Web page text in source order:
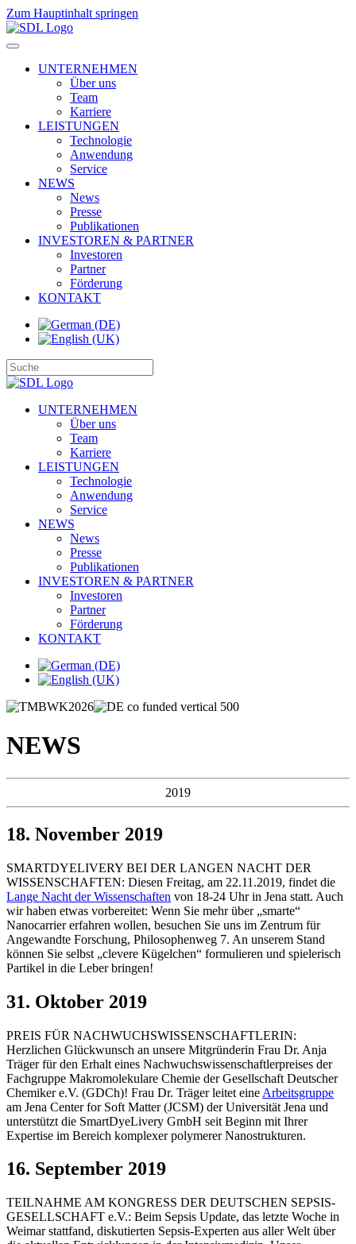
Zum Hauptinhalt springen
UNTERNEHMEN
Über uns
Team
Karriere
LEISTUNGEN
Technologie
Anwendung
Service
NEWS
News
Presse
Publikationen
INVESTOREN & PARTNER
Investoren
Partner
Förderung
KONTAKT
UNTERNEHMEN
Über uns
Team
Karriere
LEISTUNGEN
Technologie
Anwendung
Service
NEWS
News
Presse
Publikationen
INVESTOREN & PARTNER
Investoren
Partner
Förderung
KONTAKT
NEWS
2019
18. November 2019
SMARTDYELIVERY BEI DER LANGEN NACHT DER
WISSENSCHAFTEN: Diesen Freitag, am 22.11.2019, findet die
Lange Nacht der Wissenschaften von 18-24 Uhr in Jena statt. Auch
wir haben etwas vorbereitet: Wenn Sie mehr über „smarte“
Nanocarrier erfahren wollen, besuchen Sie uns im Zentrum für
Angewandte Forschung, Philosophenweg 7. An unserem Stand
können Sie selbst „clevere Kügelchen“ formulieren und spielerisch
Partikel in die Leber bringen!
31. Oktober 2019
PREIS FÜR NACHWUCHSWISSENSCHAFTLERIN:
Herzlichen Glückwunsch an unsere Mitgründerin Frau Dr. Anja
Träger für den Erhalt eines Nachwuchswissenschaftlerpreises der
Fachgruppe Makromolekulare Chemie der Gesellschaft Deutscher
Chemiker e.V. (GDCh)! Frau Dr. Träger leitet eine Arbeitsgruppe
am Jena Center for Soft Matter (JCSM) der Universität Jena und
unterstützt die SmartDyeLivery GmbH seit Beginn mit Ihrer
Expertise im Bereich komplexer polymerer Nanostrukturen.
16. September 2019
TEILNAHME AM KONGRESS DER DEUTSCHEN SEPSIS-
GESELLSCHAFT e.V.: Beim Sepsis Update, das letzte Woche in
Weimar stattfand, diskutierten Sepsis-Experten aus aller Welt über